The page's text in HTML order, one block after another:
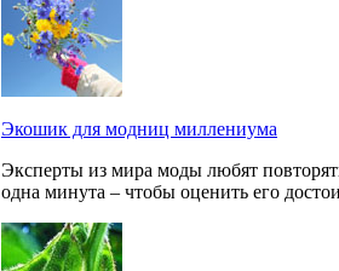
Экошик для модниц миллениума
Эксперты из мира моды любят
одна минута – чтобы оценить его